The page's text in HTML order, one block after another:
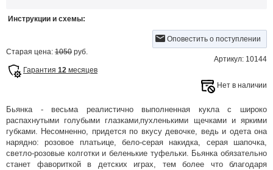
Инструкции и схемы:
Оповестить о поступлении
Старая цена: 1050 руб.
Артикул: 10144
Гарантия 12 месяцев
Нет в наличии
Бьянка - весьма реалистично выполненная кукла с широко
распахнутыми голубыми глазками,пухленькими щечками и яркими
губками. Несомненно, придется по вкусу девочке, ведь и одета она
нарядно: розовое платьице, бело-серая накидка, серая шапочка,
светло-розовые колготки и беленькие туфельки. Бьянка обязательно
станет фавориткой в детских играх, тем более что благодаря